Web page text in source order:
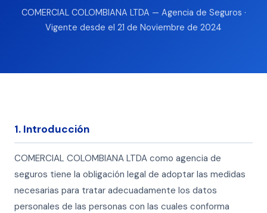
COMERCIAL COLOMBIANA LTDA — Agencia de Seguros ·
Vigente desde el 21 de Noviembre de 2024
1. Introducción
COMERCIAL COLOMBIANA LTDA como agencia de
seguros tiene la obligación legal de adoptar las medidas
necesarias para tratar adecuadamente los datos
personales de las personas con las cuales conforma